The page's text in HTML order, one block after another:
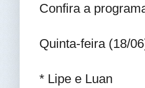
Confira a
Quinta-feira (18/
* Lipe e Luan